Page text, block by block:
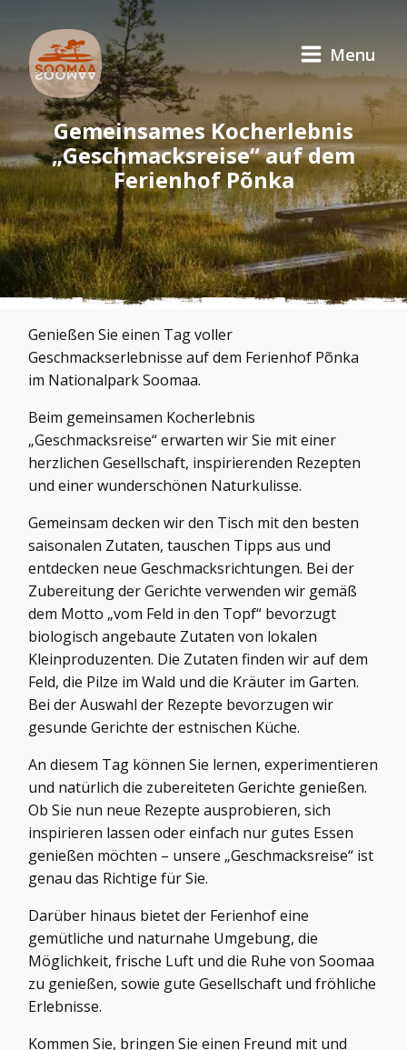
Menu
Gemeinsames Kocherlebnis
„Geschmacksreise“ auf dem
Ferienhof Põnka
Genießen Sie einen Tag voller
Geschmackserlebnisse auf dem Ferienhof Põnka
im Nationalpark Soomaa.
Beim gemeinsamen Kocherlebnis
„Geschmacksreise“ erwarten wir Sie mit einer
herzlichen Gesellschaft, inspirierenden Rezepten
und einer wunderschönen Naturkulisse.
Gemeinsam decken wir den Tisch mit den besten
saisonalen Zutaten, tauschen Tipps aus und
entdecken neue Geschmacksrichtungen. Bei der
Zubereitung der Gerichte verwenden wir gemäß
dem Motto „vom Feld in den Topf“ bevorzugt
biologisch angebaute Zutaten von lokalen
Kleinproduzenten. Die Zutaten finden wir auf dem
Feld, die Pilze im Wald und die Kräuter im Garten.
Bei der Auswahl der Rezepte bevorzugen wir
gesunde Gerichte der estnischen Küche.
An diesem Tag können Sie lernen, experimentieren
und natürlich die zubereiteten Gerichte genießen.
Ob Sie nun neue Rezepte ausprobieren, sich
inspirieren lassen oder einfach nur gutes Essen
genießen möchten – unsere „Geschmacksreise“ ist
genau das Richtige für Sie.
Darüber hinaus bietet der Ferienhof eine
gemütliche und naturnahe Umgebung, die
Möglichkeit, frische Luft und die Ruhe von Soomaa
zu genießen, sowie gute Gesellschaft und fröhliche
Erlebnisse.
Kommen Sie, bringen Sie einen Freund mit und